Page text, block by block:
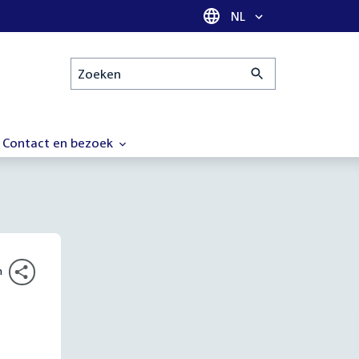
Taal selectie
NL
Zoeken
Contact en bezoek